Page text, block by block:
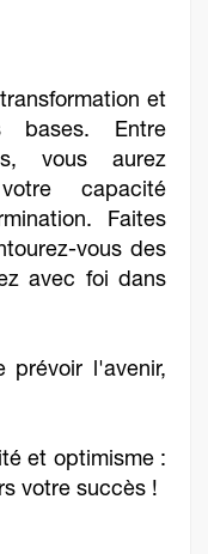
et
bases. Entre
vous aurez
capacité
Faites
vous des
avec foi dans
prévoir l'avenir,
et optimisme :
votre succès !